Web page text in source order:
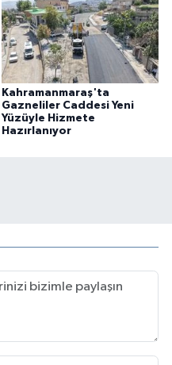
Kahramanmaraş'ta
Gazneliler Caddesi Yeni
Yüzüyle Hizmete
Hazırlanıyor